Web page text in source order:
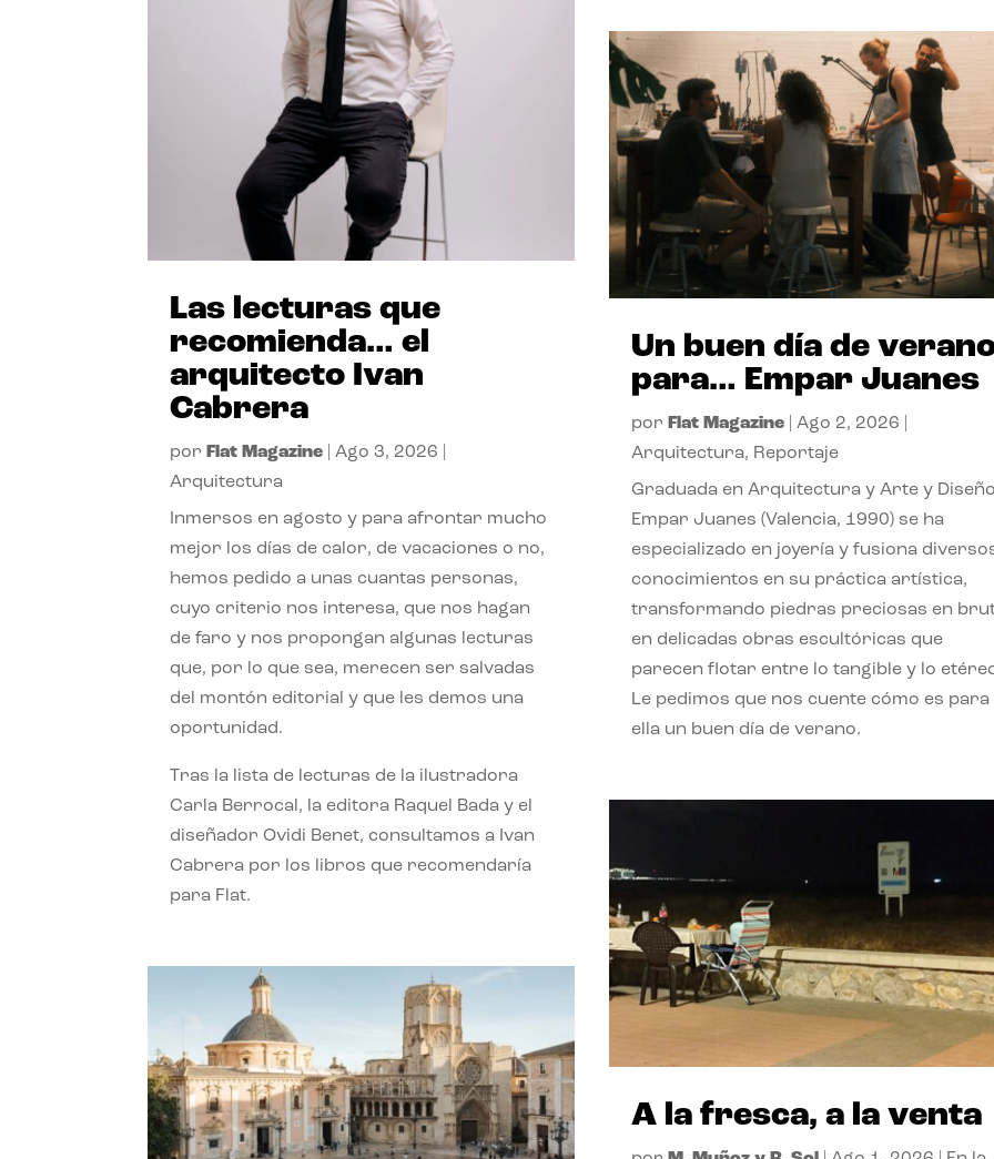
Las lecturas que
recomienda… el
arquitecto Ivan
Cabrera
por Flat Magazine |Ago 3, 2026
Arquitectura
Inmersos en agosto y para afrontar mucho
mejor los días de calor, de vacaciones o no,
hemos pedido a unas cuantas personas,
cuyo criterio nos interesa, que nos hagan
de faro y nos propongan algunas lecturas
que, por lo que sea, merecen ser salvadas
del montón editorial y que les demos una
oportunidad.
Tras la lista de lecturas de la ilustradora
Carla Berrocal, la editora Raquel Bada y el
diseñador Ovidi Benet, consultamos a Ivan
Cabrera por los libros que recomendaría
para Flat.
Un buen día de
para… Empar Juanes
por Flat Magazine| Ago 2, 2026
Arquitectura, Reportaje
Graduada en Arquitectura y Arte y
Empar Juanes (Valencia, 1990) se ha
especializado en joyería y fusiona
conocimientos en su práctica artística,
transformando piedras preciosas en
en delicadas obras escultóricas que
parecen flotar entre lo tangible y lo
Le pedimos que nos cuente cómo es para
ella un buen día de verano.
A la fresca, a la venta